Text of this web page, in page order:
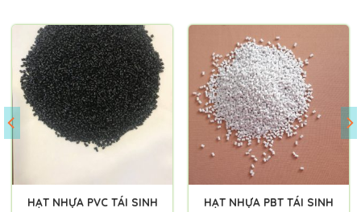
HẠT NHỰA PVC TÁI SINH HẠT NHỰA PBT TÁI SINH